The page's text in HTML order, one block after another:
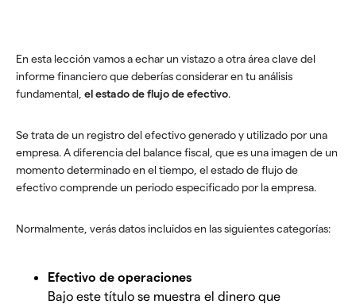
En esta lección vamos a echar un vistazo a otra área clave del
informe financiero que deberías considerar en tu análisis
fundamental, el estado de flujo de efectivo.
Se trata de un registro del efectivo generado y utilizado por una
empresa. A diferencia del balance fiscal, que es una imagen de un
momento determinado en el tiempo, el estado de flujo de
efectivo comprende un periodo especificado por la empresa.
Normalmente, verás datos incluidos en las siguientes categorías:
Efectivo de operaciones
Bajo este título se muestra el dinero que